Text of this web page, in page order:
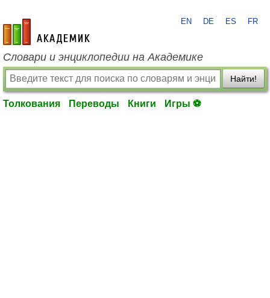
academic.ru
EN DE ES FR
Словари и энциклопедии на Академике
Найти!
Толкования Переводы Книги Игры ⚽